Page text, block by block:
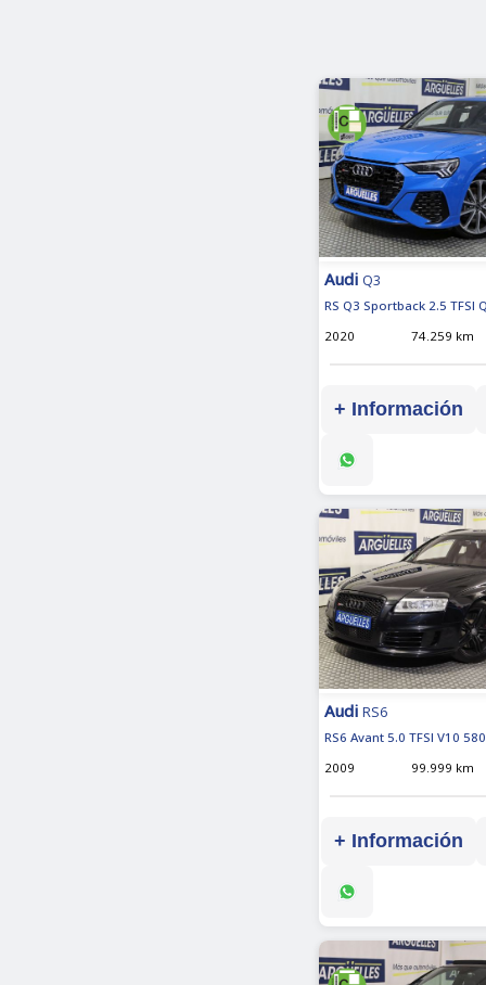
Audi Q3
RS Q3 Sportback 2.5 TFSI
2020
74.259 km
+ Información
Audi RS6
RS6 Avant 5.0 TFSI V10
2009
99.999 km
+ Información